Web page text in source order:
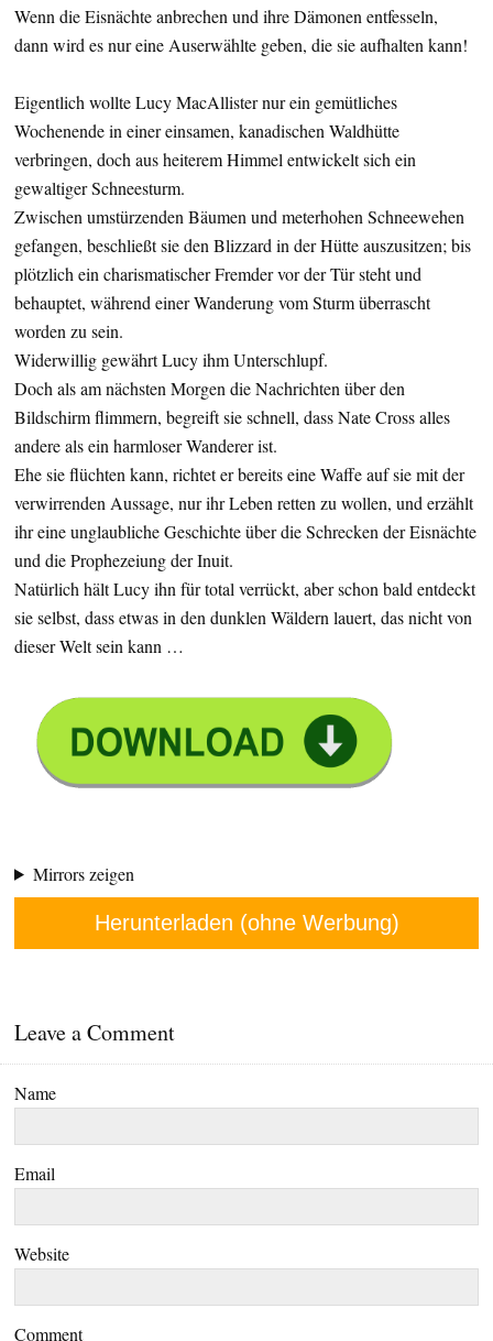
Wenn die Eisnächte anbrechen und ihre Dämonen entfesseln,
dann wird es nur eine Auserwählte geben, die sie aufhalten kann!
Eigentlich wollte Lucy MacAllister nur ein gemütliches
Wochenende in einer einsamen, kanadischen Waldhütte
verbringen, doch aus heiterem Himmel entwickelt sich ein
gewaltiger Schneesturm.
Zwischen umstürzenden Bäumen und meterhohen Schneewehen
gefangen, beschließt sie den Blizzard in der Hütte auszusitzen; bis
plötzlich ein charismatischer Fremder vor der Tür steht und
behauptet, während einer Wanderung vom Sturm überrascht
worden zu sein.
Widerwillig gewährt Lucy ihm Unterschlupf.
Doch als am nächsten Morgen die Nachrichten über den
Bildschirm flimmern, begreift sie schnell, dass Nate Cross alles
andere als ein harmloser Wanderer ist.
Ehe sie flüchten kann, richtet er bereits eine Waffe auf sie mit der
verwirrenden Aussage, nur ihr Leben retten zu wollen, und erzählt
ihr eine unglaubliche Geschichte über die Schrecken der Eisnächte
und die Prophezeiung der Inuit.
Natürlich hält Lucy ihn für total verrückt, aber schon bald entdeckt
sie selbst, dass etwas in den dunklen Wäldern lauert, das nicht von
dieser Welt sein kann …
Mirrors zeigen
Herunterladen (ohne Werbung)
Leave a Comment
Name
Email
Website
Comment